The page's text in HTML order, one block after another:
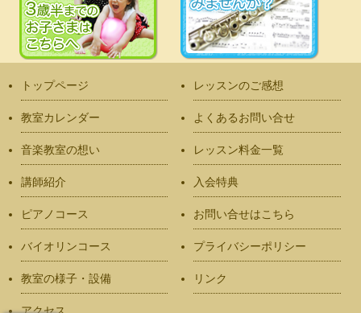
トップページ
教室カレンダー
音楽教室の想い
講師紹介
レッスンのご感想
よくあるお問い合せ
レッスン料金一覧
入会特典
ピアノコース
バイオリンコース
教室の様子・設備
お問い合せはこちら
プライバシーポリシー
リンク